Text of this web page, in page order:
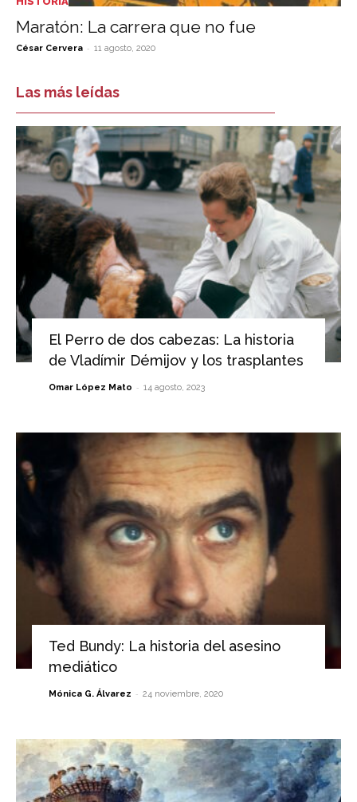
Maratón: La carrera que no fue
César Cervera - 11 agosto, 2020
Las más leídas
El Perro de dos cabezas: La historia
de Vladímir Démijov y los trasplantes
Omar López Mato - 14 agosto, 2023
Ted Bundy: La historia del asesino
mediático
Mónica G. Álvarez - 24 noviembre, 2020